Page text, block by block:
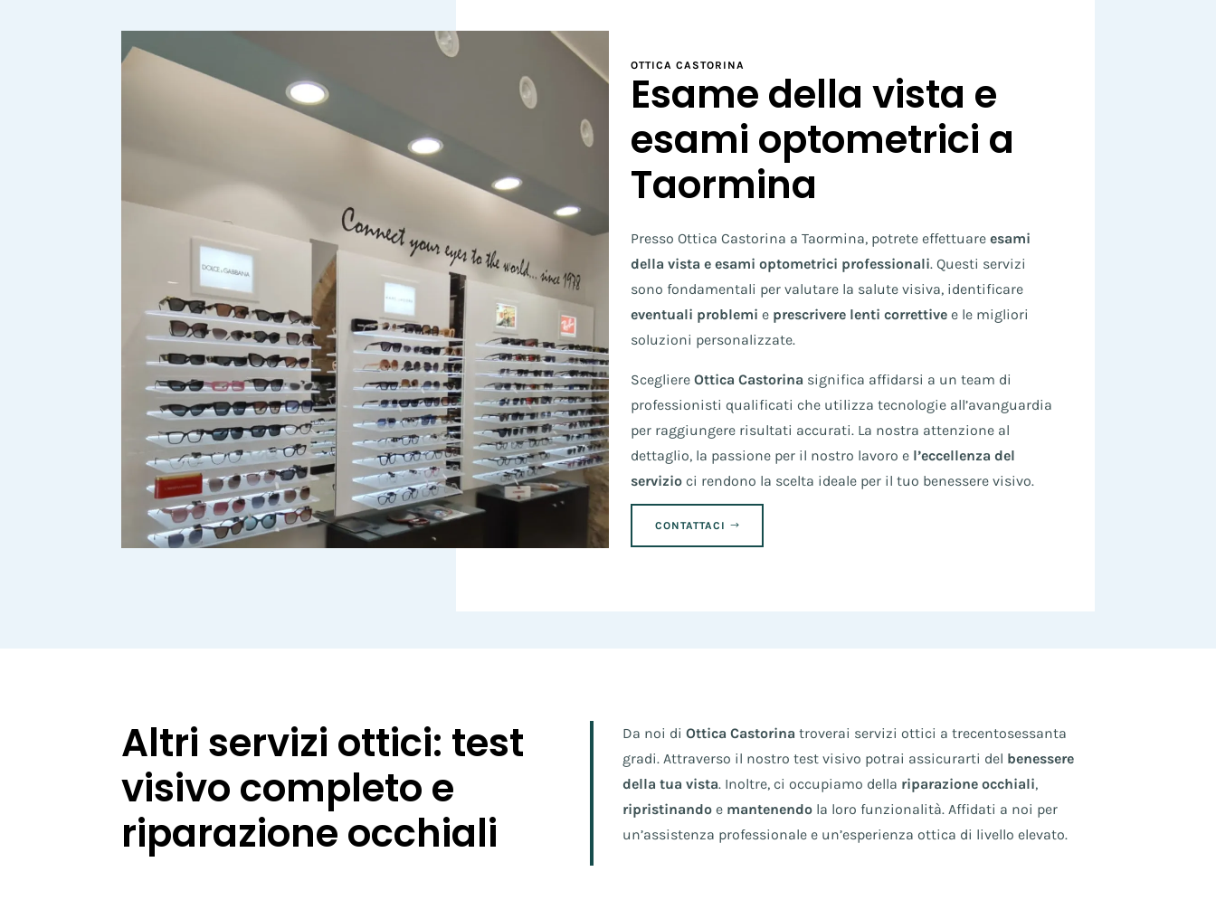
OTTICA CASTORINA
Esame della vista e
esami optometrici a
Taormina
Presso Ottica Castorina a Taormina, potrete effettuareesami
della vista e esami optometrici professionali. Questi servizi
sono fondamentali per valutare la salute visiva, identificare
eventuali problemi e prescrivere lenti correttive e le migliori
soluzioni personalizzate.
ScegliereOttica Castorina significa affidarsi a un team di
professionisti qualificati che utilizza tecnologie all’avanguardia
per raggiungere risultati accurati. La nostra attenzione al
dettaglio, la passione per il nostro lavoro e l’eccellenza del
servizio ci rendono la scelta ideale per il tuo benessere visivo.
CONTATTACI
Altri servizi ottici: test
visivo completo e
riparazione occhiali
Da noi diOttica Castorina troverai servizi ottici a trecentosessanta
gradi. Attraverso il nostro test visivo potrai assicurarti del benessere
della tua vista. Inoltre, ci occupiamo della riparazione occhiali,
ripristinando e mantenendo la loro funzionalità. Affidati a noi per
un’assistenza professionale e un’esperienza ottica di livello elevato.